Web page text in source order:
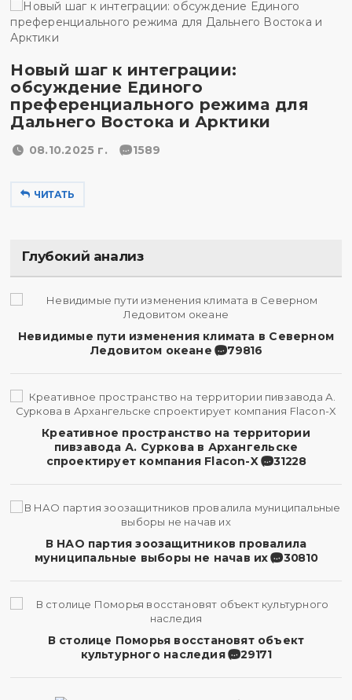
Новый шаг к интеграции:
обсуждение Единого
преференциального режима для
Дальнего Востока и Арктики
08.10.2025 г. 1589
ЧИТАТЬ
Глубокий анализ
Невидимые пути изменения климата в Северном
Ледовитом океане
79816
Креативное пространство на территории
пивзавода А. Суркова в Архангельске
спроектирует компания Flacon-X
31228
В НАО партия зоозащитников провалила
муниципальные выборы не начав их
30810
В столице Поморья восстановят объект
культурного наследия
29171